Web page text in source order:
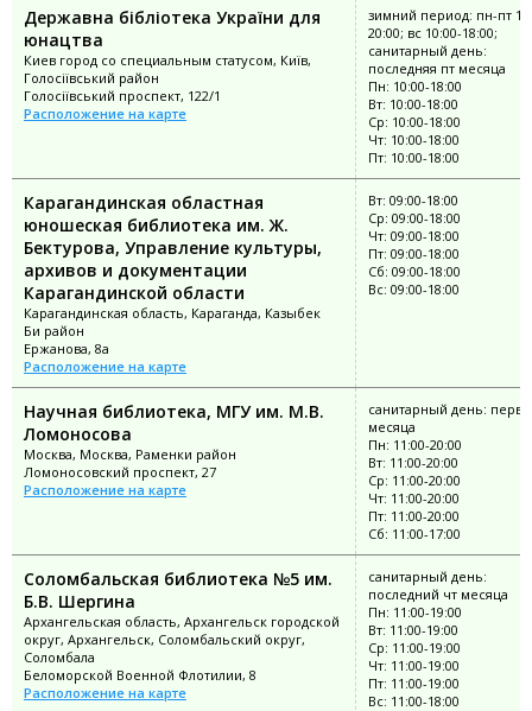
Державна бібліотека України для
юнацтва
Киев город со специальным статусом, Київ,
Голосіївський район
Голосіївський проспект, 122/1
Расположение на карте
зимний период: пн-пт
20:00; вс 10:00-18:00;
санитарный день:
последняя пт месяца
Пн: 10:00-18:00
Вт: 10:00-18:00
Ср: 10:00-18:00
Чт: 10:00-18:00
Пт: 10:00-18:00
Карагандинская областная
юношеская библиотека им. Ж.
Бектурова, Управление культуры,
архивов и документации
Карагандинской области
Карагандинская область, Караганда, Казыбек
Би район
Ержанова, 8а
Расположение на карте
Вт: 09:00-18:00
Ср: 09:00-18:00
Чт: 09:00-18:00
Пт: 09:00-18:00
Сб: 09:00-18:00
Вс: 09:00-18:00
Научная библиотека, МГУ им. М.В.
Ломоносова
Москва, Москва, Раменки район
Ломоносовский проспект, 27
Расположение на карте
санитарный день:
месяца
Пн: 11:00-20:00
Вт: 11:00-20:00
Ср: 11:00-20:00
Чт: 11:00-20:00
Пт: 11:00-20:00
Сб: 11:00-17:00
Соломбальская библиотека №5 им.
Б.В. Шергина
Архангельская область, Архангельск городской
округ, Архангельск, Соломбальский округ,
Соломбала
Беломорской Военной Флотилии, 8
Расположение на карте
санитарный день:
последний чт месяца
Пн: 11:00-19:00
Вт: 11:00-19:00
Ср: 11:00-19:00
Чт: 11:00-19:00
Пт: 11:00-19:00
Вс: 11:00-18:00